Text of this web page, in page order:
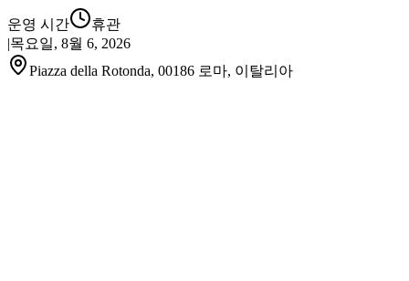
운영 시간
휴관
|목요일, 8월 6, 2026
Piazza della Rotonda, 00186 로마, 이탈리아